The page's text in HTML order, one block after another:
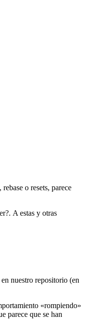
o resets, parece
A estas y otras
nuestro repositorio (en
«rompiendo»
parece que se han